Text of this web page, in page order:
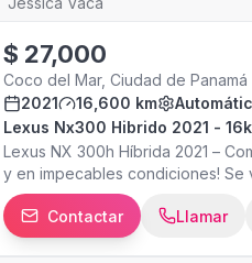
$ 27,000
Coco del Mar, Ciudad de Panamá
2021
16,600 km
Lexus Nx300 Hibrido 2021 -
Lexus NX 300h Híbrida 2021 –
y en impecables condiciones! Se
buscan lujo, confort, tecnología
de alto rendimiento y bajo
de carrocería e interior. Lista
Contactar Llamar